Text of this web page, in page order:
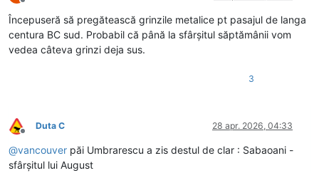
Deconectat
Începuseră să pregătească grinzile metalice pt pasajul de langa
centura BC sud. Probabil că până la sfârșitul săptămânii vom
vedea câteva grinzi deja sus.
3
Deconectat
Duta C 28 apr. 2026, 04:33
@vancouver păi Umbrarescu a zis destul de clar : Sabaoani -
sfârșitul lui August